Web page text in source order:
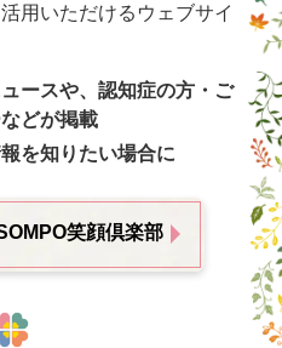
用いただけるウェブサイ
ースや、認知症の方・ご
どが掲載
を知りたい場合に
笑顔倶楽部